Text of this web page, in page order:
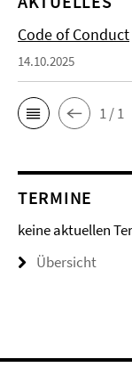
Code of Conduct
14.10.2025
1 / 1
TERMINE
keine aktuellen
Übersicht